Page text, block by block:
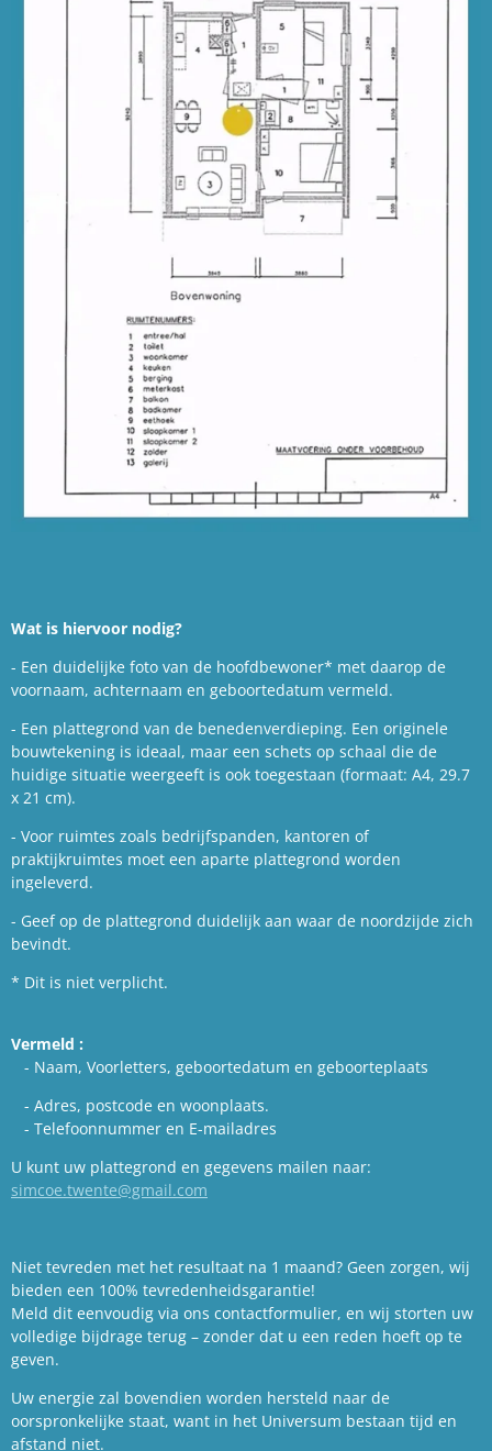
Wat is hiervoor nodig?
- Een duidelijke foto van de hoofdbewoner* met daarop de
voornaam, achternaam en geboortedatum vermeld.
- Een plattegrond van de benedenverdieping. Een originele
bouwtekening is ideaal, maar een schets op schaal die de
huidige situatie weergeeft is ook toegestaan (formaat: A4, 29.7
x 21 cm).
- Voor ruimtes zoals bedrijfspanden, kantoren of
praktijkruimtes moet een aparte plattegrond worden
ingeleverd.
- Geef op de plattegrond duidelijk aan waar de noordzijde zich
bevindt.
* Dit is niet verplicht.
Vermeld :
- Naam, Voorletters, geboortedatum en geboorteplaats
- Adres, postcode en woonplaats.
- Telefoonnummer en E-mailadres
U kunt uw plattegrond en gegevens mailen naar:
simcoe.twente@gmail.com
Niet tevreden met het resultaat na 1 maand? Geen zorgen, wij
bieden een 100% tevredenheidsgarantie!
Meld dit eenvoudig via ons contactformulier, en wij storten uw
volledige bijdrage terug – zonder dat u een reden hoeft op te
geven.
Uw energie zal bovendien worden hersteld naar de
oorspronkelijke staat, want in het Universum bestaan tijd en
afstand niet.